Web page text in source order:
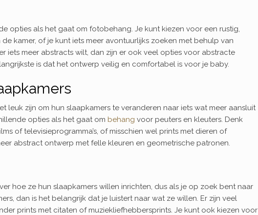
opties als het gaat om fotobehang. Je kunt kiezen voor een rustig,
kamer, of je kunt iets meer avontuurlijks zoeken met behulp van
iets meer abstracts wilt, dan zijn er ook veel opties voor abstracte
is dat het ontwerp veilig en comfortabel is voor je baby.
leuk zijn om hun slaapkamers te veranderen naar iets wat meer aansluit
opties als het gaat om behang voor peuters en kleuters. Denk
of televisieprogramma’s, of misschien wel prints met dieren of
abstract ontwerp met felle kleuren en geometrische patronen.
hoe ze hun slaapkamers willen inrichten, dus als je op zoek bent naar
dan is het belangrijk dat je luistert naar wat ze willen. Er zijn veel
prints met citaten of muziekliefhebbersprints. Je kunt ook kiezen voor